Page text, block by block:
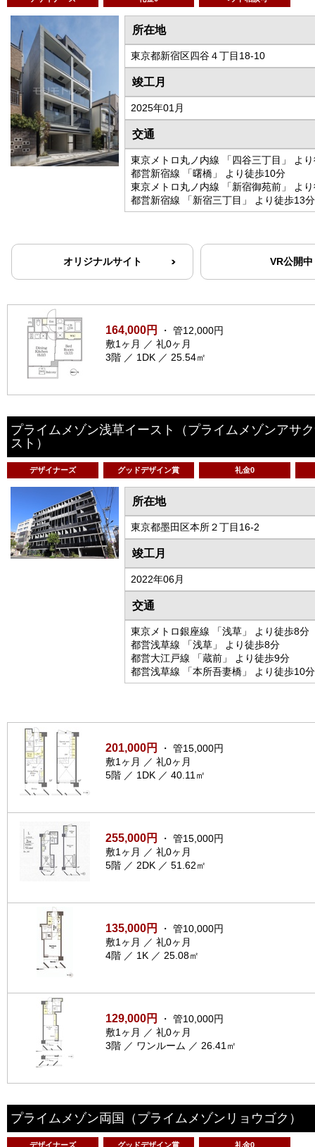
所在地
東京都新宿区四谷４丁目18-10
竣工月
2025年01月
交通
東京メトロ丸ノ内線 「四谷三丁目」 よ
都営新宿線 「曙橋」 より徒歩10分
東京メトロ丸ノ内線 「新宿御苑前」 よ
都営新宿線 「新宿三丁目」 より徒歩13分
オリジナルサイト VR公開中
164,000円
・ 管12,000円
敷1ヶ月 ／ 礼0ヶ月
3階 ／ 1DK ／ 25.54㎡
プライムメゾン浅草イースト
（プライムメゾンアサ
スト）
デザイナーズ グッドデザイン賞 礼金0
所在地
東京都墨田区本所２丁目16-2
竣工月
2022年06月
交通
東京メトロ銀座線 「浅草」 より徒歩8分
都営浅草線 「浅草」 より徒歩8分
都営大江戸線 「蔵前」 より徒歩9分
都営浅草線 「本所吾妻橋」 より徒歩10分
201,000円
・ 管15,000円
敷1ヶ月 ／ 礼0ヶ月
5階 ／ 1DK ／ 40.11㎡
255,000円
・ 管15,000円
敷1ヶ月 ／ 礼0ヶ月
5階 ／ 2DK ／ 51.62㎡
135,000円
・ 管10,000円
敷1ヶ月 ／ 礼0ヶ月
4階 ／ 1K ／ 25.08㎡
129,000円
・ 管10,000円
敷1ヶ月 ／ 礼0ヶ月
3階 ／ ワンルーム ／ 26.41㎡
プライムメゾン両国 （プライムメゾンリョウゴク）
デザイナーズ グッドデザイン賞 礼金0